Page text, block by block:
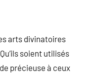
arts divinatoires
soient utilisés
précieuse à ceux